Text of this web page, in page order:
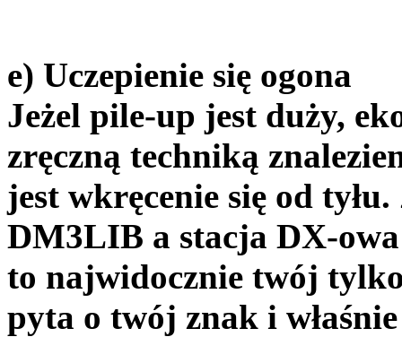
e) Uczepienie się ogona
Jeżel pile-up jest duży,
zręczną techniką
jest wkręcenie się od
DM3LIB a stacja DX-
to najwidocznie twój
pyta o twój znak i